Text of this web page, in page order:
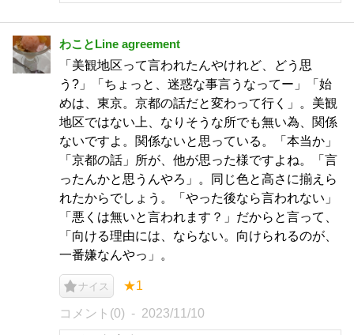
わことLine agreement
「美観地区って言われたんやけれど、どう思
う?」「ちょっと、迷惑な事言うなってー」「始
めは、東京。京都の話だと変わって行く」。美観
地区ではない上、なりそうな所でも無い為、関係
ないですよ。関係ないと思っている。「本当か」
「京都の話」所が、他が思った様ですよね。「言
ったんかと思うんやろ」。同じ色と高さに揃えら
れたからでしょう。「やった後なら言われない」
「悪くは無いと言われます？」だからと言って、
「向ける理由には、ならない。向けられるのが、
一番嫌なんやっ」。
ナイス ★1
コメント(0) 2023/11/10